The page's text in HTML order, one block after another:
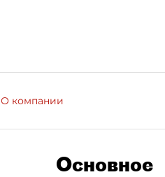
О компании
Основное